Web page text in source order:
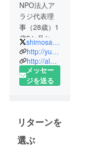
NPO法人ア
ラジ代表理
事（28歳）1
歳3か月と0
歳3か月を育
成中であり
ます！！
shimosatoyumemi
http://yumemi-blog.com
http://alazi.org
メッセー
ジを送る
リターンを
選ぶ